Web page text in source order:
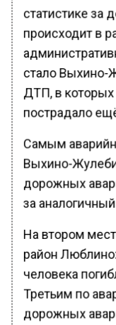
статистике за
происходит в
стало Выхино-
ДТП, в
пострадало
Самым
Выхино-
дорожных
за
На втором
район
человека
Третьим по
дорожных